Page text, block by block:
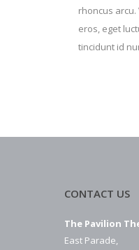
rhoncus
eros, eget
tincidunt id
CONTACT US
The Pavilion
East Parade,